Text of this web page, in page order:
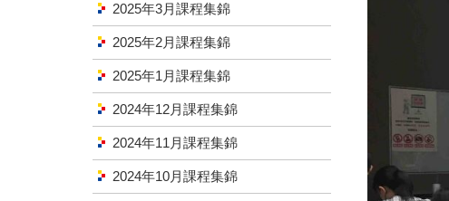
2025年3月課程集錦
2025年2月課程集錦
2025年1月課程集錦
2024年12月課程集錦
2024年11月課程集錦
2024年10月課程集錦